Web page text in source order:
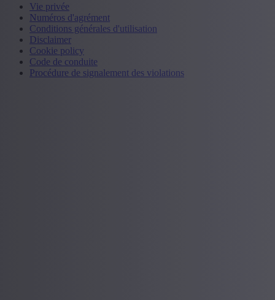
Vie privée
Numéros d'agrément
Conditions générales d'utilisation
Disclaimer
Cookie policy
Code de conduite
Procédure de signalement des violations